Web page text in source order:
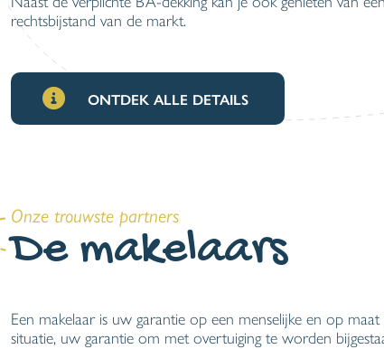
rechtsbijstand van de markt.
ONTDEK ALLE DETAILS
Onze trouwste partners
De makelaars
Een makelaar is uw garantie op een menselijke en op
situatie, uw garantie om met overtuiging te worden